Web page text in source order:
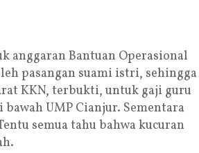
anggaran Bantuan Operasional
pasangan suami istri, sehingga
KKN, terbukti, untuk gaji guru
UMP Cianjur. Sementara
semua tahu bahwa kucuran